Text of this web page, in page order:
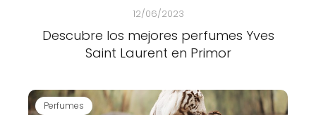
12/06/2023
Descubre los mejores perfumes Yves
Saint Laurent en Primor
Perfumes